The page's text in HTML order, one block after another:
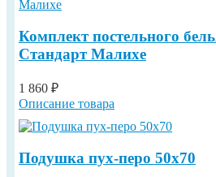
Комплект постельного
Стандарт Малихе
1 860 ₽
Описание товара
Подушка пух-перо 50х70